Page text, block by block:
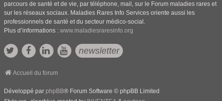
parcours de santé et de vie, par téléphone, mail, sur le Forum maladies rares et
sur les réseaux sociaux. Maladies Rares Info Services oriente aussi les
professionnels de santé et du secteur médico-social.
Plus d’informations : www.maladiesraresinfo.org
newsletter
Accueil du forum
Développé par phpBB® Forum Software © phpBB Limited